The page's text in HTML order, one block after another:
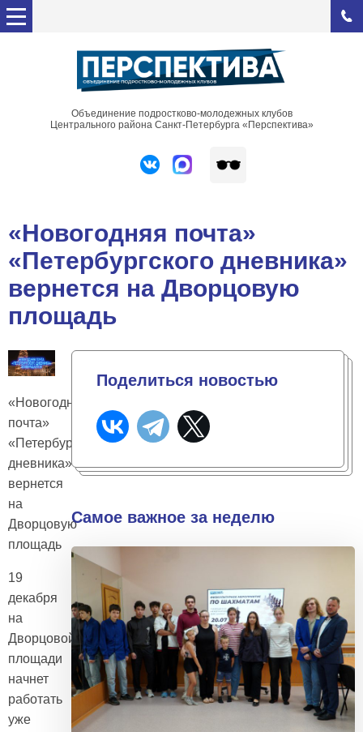
Объединение подростково-молодежных клубов
Центрального района Санкт-Петербурга «Перспектива»
«Новогодняя почта»
«Петербургского дневника»
вернется на Дворцовую
площадь
«Новогодняя
почта»
«Петербургского
дневника»
вернется
на
Дворцовую
площадь
19
декабря
на
Дворцовой
площади
начнет
работать
уже
Поделиться новостью
Самое важное за неделю